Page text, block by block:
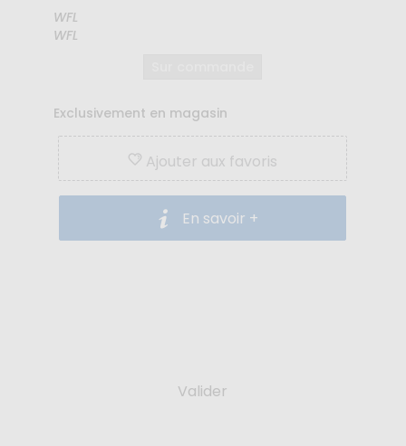
WFL
WFL
Exclusivement en magasin
Ajouter aux favoris
En savoir +
Valider